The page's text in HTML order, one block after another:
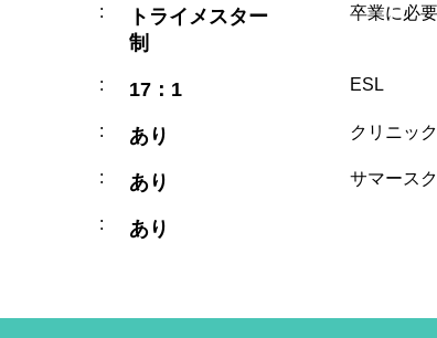
:
トライメスター
制
卒業に必
: 17：1 ESL
: あり クリニッ
: あり サマース
: あり